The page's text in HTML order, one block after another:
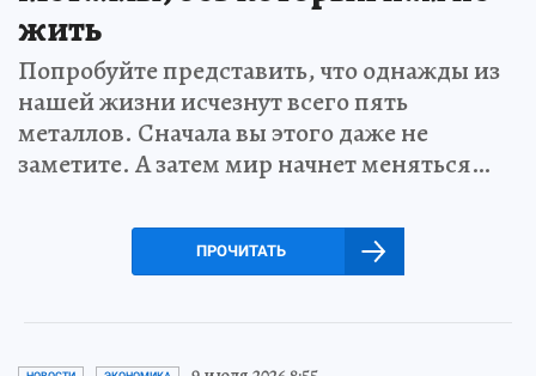
жить
Попробуйте представить, что однажды из
нашей жизни исчезнут всего пять
металлов. Сначала вы этого даже не
заметите. А затем мир начнет меняться…
ПРОЧИТАТЬ